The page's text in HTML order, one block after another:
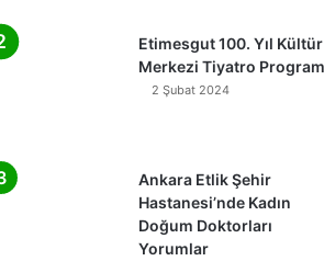
Etimesgut 100. Yıl Kültür
Merkezi Tiyatro
2 Şubat 2024
Ankara Etlik Şehir
Hastanesi’nde Kadın
Doğum Doktorları
Yorumlar